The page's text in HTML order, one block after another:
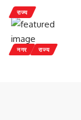
राज्य
नगर राज्य